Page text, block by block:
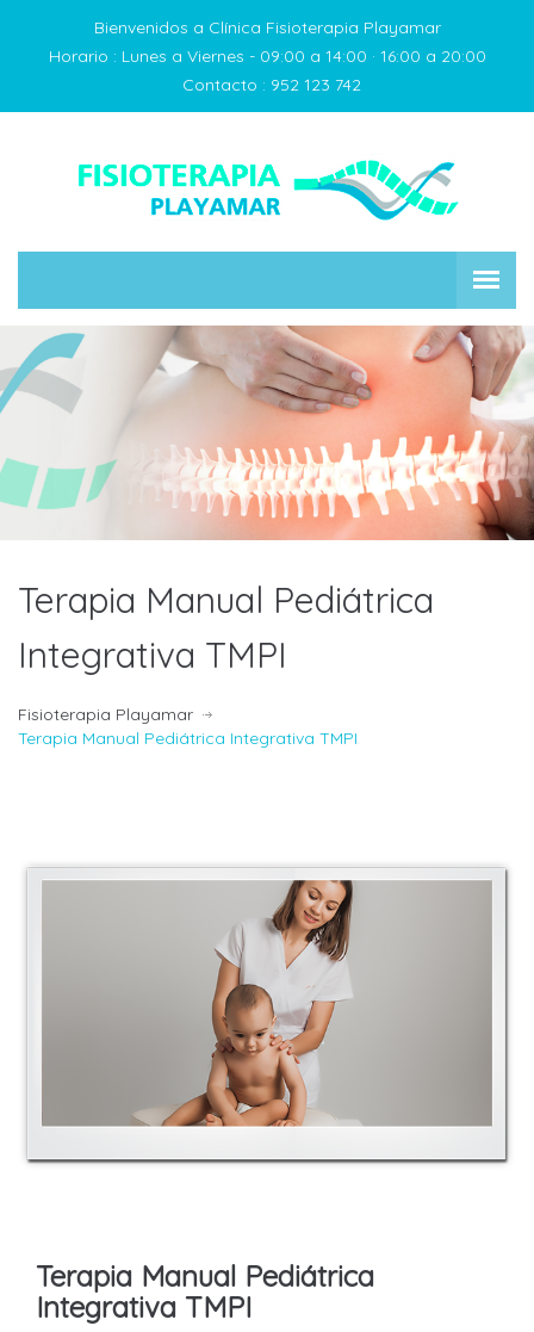
Bienvenidos a Clínica Fisioterapia Playamar
Horario : Lunes a Viernes - 09:00 a 14:00 · 16:00 a 20:00
Contacto : 952 123 742
Terapia Manual Pediátrica
Integrativa TMPI
Fisioterapia Playamar
Terapia Manual Pediátrica Integrativa TMPI
Terapia Manual Pediátrica
Integrativa TMPI